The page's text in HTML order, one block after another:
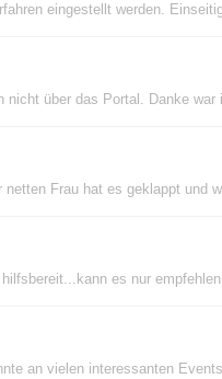
eingestellt werden.
nicht über das Portal. Danke war
Frau hat es geklappt und
es nur empfehlen
an vielen interessanten